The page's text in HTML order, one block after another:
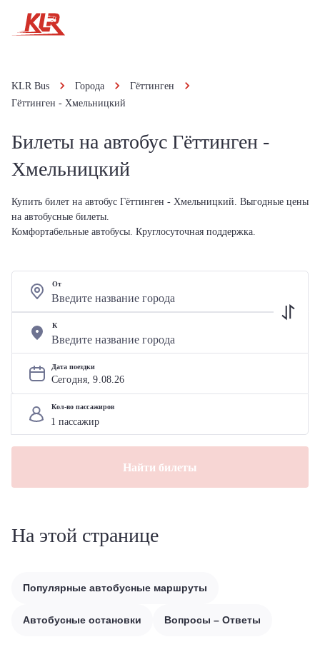
KLR Bus Города
Гёттинген
Гёттинген - Хмельницкий
Билеты на автобус Гёттинген -
Хмельницкий
Купить билет на автобус Гёттинген - Хмельницкий. Выгодные цены
на автобусные билеты.
Комфортабельные автобусы. Круглосуточная поддержка.
От
К
Дата поездки
Сегодня, 9.08.26
Кол-во пассажиров
Найти билеты
На этой странице
Популярные автобусные маршруты
Автобусные остановки Вопросы – Ответы